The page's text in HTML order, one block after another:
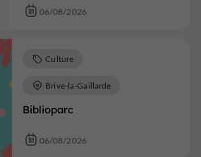
06/08/2026
Biblioparc
Culture
Brive-la-Gaillarde
06/08/2026